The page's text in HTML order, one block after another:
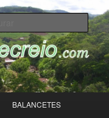
BALANCETES